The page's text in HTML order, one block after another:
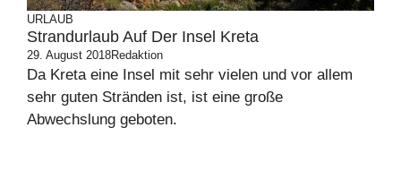
URLAUB
Strandurlaub Auf Der Insel Kreta
29. August 2018Redaktion
Da Kreta eine Insel mit sehr vielen und vor allem
sehr guten Stränden ist, ist eine große
Abwechslung geboten.